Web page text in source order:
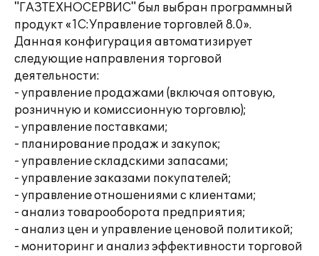
"ГАЗТЕХНОСЕРВИС" был выбран программный
продукт «1С:Управление торговлей 8.0».
Данная конфигурация автоматизирует
следующие направления торговой
деятельности:
- управление продажами (включая оптовую,
розничную и комиссионную торговлю);
- управление поставками;
- планирование продаж и закупок;
- управление складскими запасами;
- управление заказами покупателей;
- управление отношениями с клиентами;
- анализ товарооборота предприятия;
- анализ цен и управление ценовой политикой;
- мониторинг и анализ эффективности торговой